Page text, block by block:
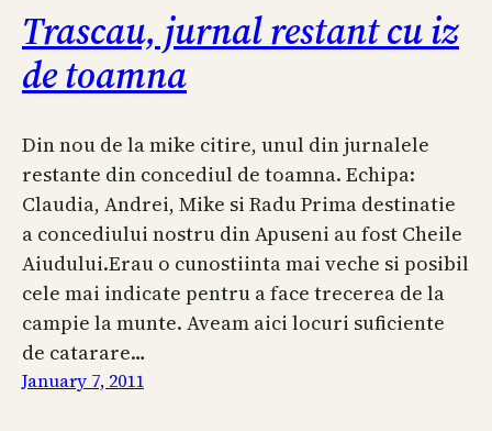
Trascau, jurnal restant cu iz
de toamna
Din nou de la mike citire, unul din jurnalele
restante din concediul de toamna. Echipa:
Claudia, Andrei, Mike si Radu Prima destinatie
a concediului nostru din Apuseni au fost Cheile
Aiudului.Erau o cunostiinta mai veche si posibil
cele mai indicate pentru a face trecerea de la
campie la munte. Aveam aici locuri suficiente
de catarare…
January 7, 2011